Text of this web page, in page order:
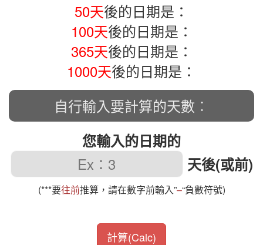
50天後的日期是：
100天後的日期是：
365天後的日期是：
1000天後的日期是：
自行輸入要計算的天數︰
您輸入的日期的
天後(或前)
(***要往前推算，請在數字前輸入”–“負數符號)
計算(Calc)